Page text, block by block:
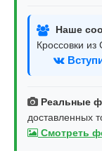
Наше
Кроссовки
Реальные
доставленных
Смотреть